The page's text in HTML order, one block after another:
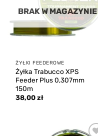
BRAK W MAGAZYNIE
ŻYŁKI FEEDEROWE
Żyłka Trabucco XPS
Feeder Plus 0,307mm
150m
38,00zł